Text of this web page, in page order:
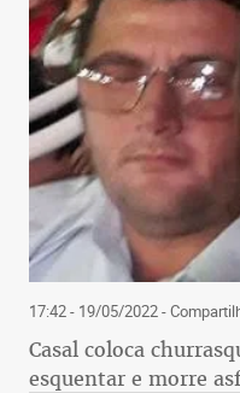
17:42 - 19/05/2022-
Casal coloca
esquentar e morre